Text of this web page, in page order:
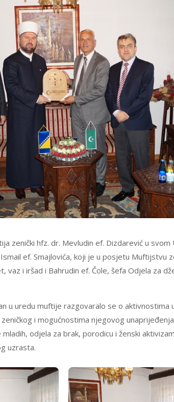
zenički hfz. dr. Mevludin ef. Dizdarević u svom
ef. Smajlovića, koji je u posjetu Muftijstvu
vaz i iršad i Bahrudin ef. Čole, šefa Odjela za
u uredu muftije razgovaralo se o aktivnostima
i mogućnostima njegovog
odjela za brak, porodicu i ženski
uzrasta.